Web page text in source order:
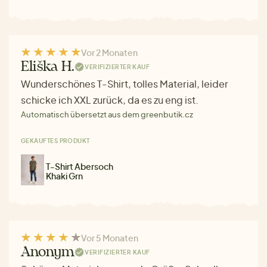
Vor 2 Monaten
Eliška H. VERIFIZIERTER KAUF
Wunderschönes T-Shirt, tolles Material, leider
schicke ich XXL zurück, da es zu eng ist.
Automatisch übersetzt aus dem greenbutik.cz
GEKAUFTES PRODUKT
T-Shirt Abersoch
Khaki Grn
Vor 5 Monaten
Anonym VERIFIZIERTER KAUF